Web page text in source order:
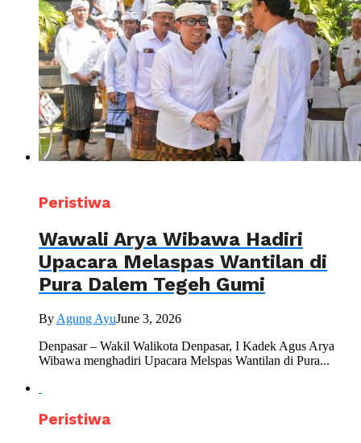
Peristiwa
Wawali Arya Wibawa Hadiri
Upacara Melaspas Wantilan di
Pura Dalem Tegeh Gumi
By Agung AyuJune 3, 2026
Denpasar – Wakil Walikota Denpasar, I Kadek Agus Arya
Wibawa menghadiri Upacara Melspas Wantilan di Pura...
Peristiwa